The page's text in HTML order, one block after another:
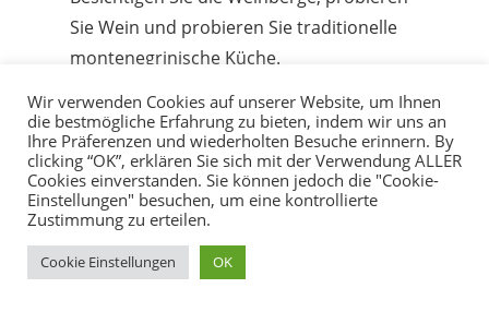
Sie Wein und probieren Sie traditionelle
montenegrinische Küche.
Flughafen Podgorica: Der Flughafen
fungiert als wichtigstes internationales
Tor und bietet bequeme Verbindungen
zu großen europäischen Städten.
Schienen- und Straßenverkehr: Die Stadt
verfügt über gute Straßenverbindungen
mit anderen Teilen Montenegros und den
Wir verwenden Cookies auf unserer Website, um Ihnen
die bestmögliche Erfahrung zu bieten, indem wir uns an
Ihre Präferenzen und wiederholten Besuche erinnern. By
clicking “OK”, erklären Sie sich mit der Verwendung ALLER
Cookies einverstanden. Sie können jedoch die "Cookie-
Einstellungen" besuchen, um eine kontrollierte
Zustimmung zu erteilen.
Cookie Einstellungen OK